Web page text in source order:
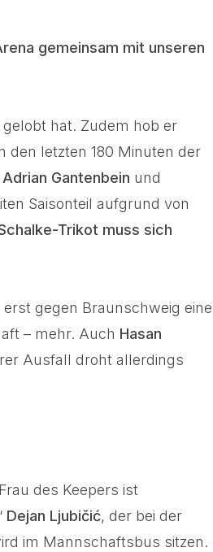
gemeinsam mit unseren
hat. Zudem hob er
den letzten 180 Minuten der
Gantenbein und
Saisonteil aufgrund von
Trikot muss sich
gegen Braunschweig eine
– mehr. Auch Hasan
Ausfall droht allerdings
des Keepers ist
Dejan Ljubičić, der bei der
im Mannschaftsbus sitzen.